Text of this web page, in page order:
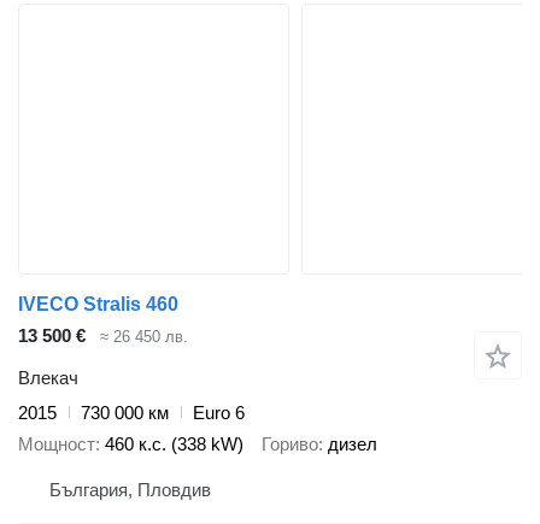
IVECO Stralis 460
13 500 €
≈ 26 450 лв.
Влекач
2015
730 000 км
Euro 6
Мощност 460 к.с. (338 kW) Гориво дизел
България, Пловдив